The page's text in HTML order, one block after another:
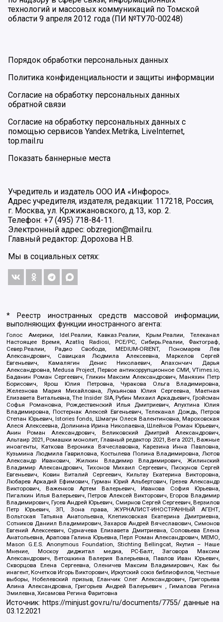
технологий и массовых коммуникаций по Томской
области 9 апреля 2012 года (ПИ №ТУ70-00248)
Порядок обработки персональных данных
Политика конфиденциальности и защиты информации
Согласие на обработку персональных данных
обратной связи
Согласие на обработку персональных данных с
помощью сервисов Yandex.Metrika, LiveInternet,
top.mail.ru
Показать баннерные места
Учредитель и издатель ООО ИА «Инфорос».
Адрес учредителя, издателя, редакции: 117218, Россия,
г. Москва, ул. Кржижановского, д.13, кор. 2.
Телефон: +7 (495) 718-84-11.
Электронный адрес: obzregion@mail.ru.
Главный редактор: Дорохова Н.В.
Мы в социальных сетях:
* Реестр иностранных средств массовой информации,
выполняющих функции иностранного агента:
Голос Америки, Idel.Реалии, Кавказ.Реалии, Крым.Реалии, Телеканал
Настоящее Время, Azatliq Radiosi, PCE/PC, Сибирь.Реалии, Фактограф,
Север.Реалии, Радио Свобода, MEDIUM-ORIENT, Пономарев Лев
Александрович, Савицкая Людмила Алексеевна, Маркелов Сергей
Евгеньевич, Камалягин Денис Николаевич, Апахончич Дарья
Александровна, Medusa Project, Первое антикоррупционное СМИ, VTimes.io,
Баданин Роман Сергеевич, Гликин Максим Александрович, Маняхин Петр
Борисович, Ярош Юлия Петровна, Чуракова Ольга Владимировна,
Железнова Мария Михайловна, Лукьянова Юлия Сергеевна, Маетная
Елизавета Витальевна, The Insider SIA, Рубин Михаил Аркадьевич, Гройсман
Софья Романовна, Рождественский Илья Дмитриевич, Апухтина Юлия
Владимировна, Постернак Алексей Евгеньевич, Телеканал Дождь, Петров
Степан Юрьевич, Istories fonds, Шмагун Олеся Валентиновна, Мароховская
Алеся Алексеевна, Долинина Ирина Николаевна, Шлейнов Роман Юрьевич,
Анин Роман Александрович, Великовский Дмитрий Александрович,
Альтаир 2021, Ромашки монолит, Главный редактор 2021, Вега 2021, Важные
иноагенты, Каткова Вероника Вячеславовна, Карезина Инна Павловна,
Кузьмина Людмила Гавриловна, Костылева Полина Владимировна, Лютов
Александр Иванович, Жилкин Владимир Владимирович, Жилинский
Владимир Александрович, Тихонов Михаил Сергеевич, Пискунов Сергей
Евгеньевич, Ковин Виталий Сергеевич, Кильтау Екатерина Викторовна,
Любарев Аркадий Ефимович, Гурман Юрий Альбертович, Грезев Александр
Викторович, Важенков Артем Валерьевич, Иванова София Юрьевна,
Пигалкин Илья Валерьевич, Петров Алексей Викторович, Егоров Владимир
Владимирович, Гусев Андрей Юрьевич, Смирнов Сергей Сергеевич, Верзилов
Петр Юрьевич, ЗП, Зона права, ЖУРНАЛИСТ-ИНОСТРАННЫЙ АГЕНТ,
Вольтская Татьяна Анатольевна, Клепиковская Екатерина Дмитриевна,
Сотников Даниил Владимирович, Захаров Андрей Вячеславович, Симонов
Евгений Алексеевич, Сурначева Елизавета Дмитриевна, Соловьева Елена
Анатольевна, Арапова Галина Юрьевна, Перл Роман Александрович, МЕМО,
Mason G.E.S. Anonymous Foundation, Stichting Bellingcat, Якутия – Наше
Мнение, Москоу диджитал медиа, РС-Балт, Заговора Максим
Александрович, Ветошкина Валерия Валерьевна, Павлов Иван Юрьевич,
Скворцова Елена Сергеевна, Оленичев Максим Владимирович, Как бы
инагент, Кочетков Игорь Викторович, Иркутский союз библиофилов, Честные
выборы, Нобелевский призыв, Еланчик Олег Александрович, Григорьева
Алина Александровна, Григорьев Андрей Валерьевич , Гималова Регина
Эмилевна, Хисамова Регина Фаритовна
Источник: https://minjust.gov.ru/ru/documents/7755/ данные на
03.12.2021